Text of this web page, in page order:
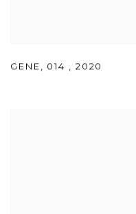
GENE, 014 , 2020